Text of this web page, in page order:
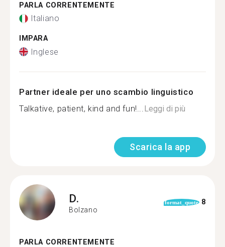
PARLA CORRENTEMENTE
Italiano
IMPARA
Inglese
Partner ideale per uno scambio linguistico
Talkative, patient, kind and fun!... Leggi di più
Scarica la app
D.
Bolzano
format_quote 8
PARLA CORRENTEMENTE